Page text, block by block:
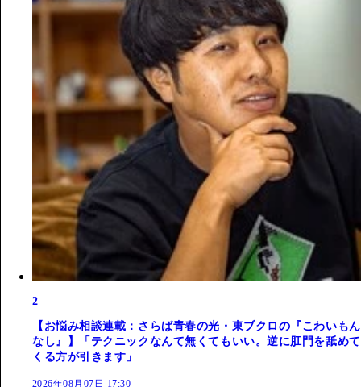
2
【お悩み相談連載：さらば青春の光・東ブクロの『こわいもん
なし』】「テクニックなんて無くてもいい。逆に肛門を舐めて
くる方が引きます」
2026年08月07日 17:30